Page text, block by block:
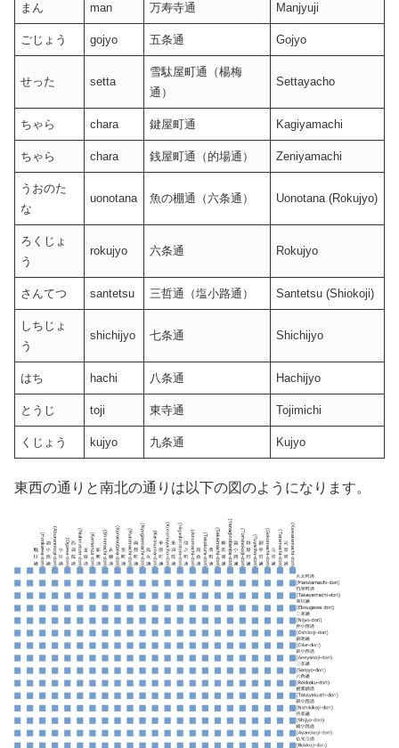
まん man 万寿寺通 Manjyuji
ごじょう gojyo 五条通 Gojyo
せった setta
雪駄屋町通（楊梅
通）
Settayacho
ちゃら chara 鍵屋町通 Kagiyamachi
ちゃら chara 銭屋町通（的場通） Zeniyamachi
うおのた
な
uonotana 魚の棚通（六条通） Uonotana (Rokujyo)
ろくじょ
う
rokujyo 六条通 Rokujyo
さんてつ santetsu 三哲通（塩小路通） Santetsu (Shiokoji)
しちじょ
う
shichijyo 七条通 Shichijyo
はち hachi 八条通 Hachijyo
とうじ toji 東寺通 Tojimichi
くじょう kujyo 九条通 Kujyo
東西の通りと南北の通りは以下の図のようになります。